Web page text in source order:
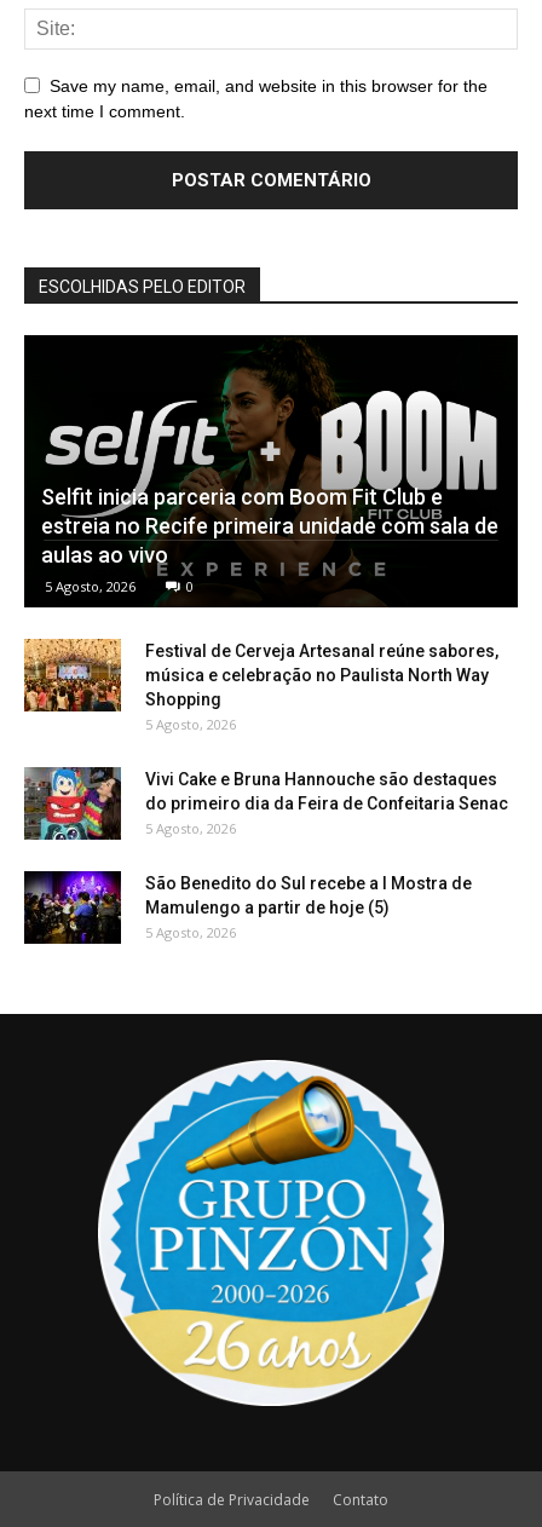
Save my name, email, and website in this browser for the
next time I comment.
ESCOLHIDAS PELO EDITOR
Selfit inicia parceria com Boom Fit Club e
estreia no Recife primeira unidade com sala de
aulas ao vivo
5 Agosto, 2026 0
Festival de Cerveja Artesanal reúne sabores,
música e celebração no Paulista North Way
Shopping
5 Agosto, 2026
Vivi Cake e Bruna Hannouche são destaques
do primeiro dia da Feira de Confeitaria Senac
5 Agosto, 2026
São Benedito do Sul recebe a I Mostra de
Mamulengo a partir de hoje (5)
5 Agosto, 2026
Política de Privacidade Contato